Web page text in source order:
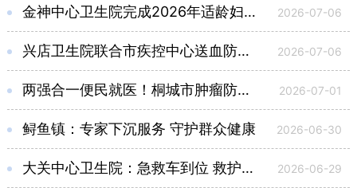
金神中心卫生院完成2026年适龄妇女“两癌”免费筛查工作 2026-07-06
兴店卫生院联合市疾控中心送血防知识进村 2026-07-06
两强合一便民就医！桐城市肿瘤防治中心、眼科诊疗中心重装上阵 2026-07-01
鲟鱼镇：专家下沉服务 守护群众健康 2026-06-30
大关中心卫生院：急救车到位 救护能力跃升 2026-06-29